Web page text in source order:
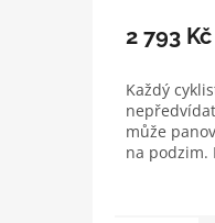
2 793 Kč
Každý
může
na podzim.